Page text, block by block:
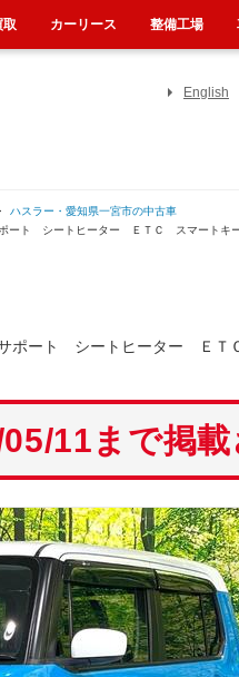
English
ハスラー・愛知県一宮市の中古車
ート シートヒーター ＥＴＣ スマートキ
ポート シートヒーター Ｅ
11まで掲
取 カーリース 整備工場